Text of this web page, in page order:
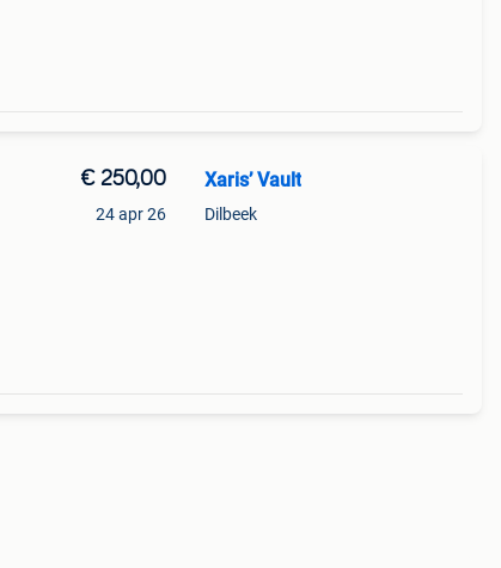
€ 250,00
24 apr 26
Xaris’ Vault
Dilbeek